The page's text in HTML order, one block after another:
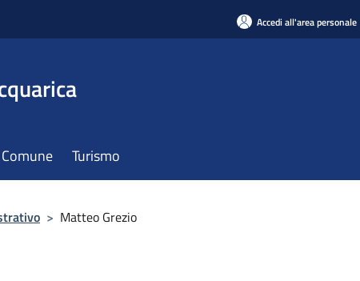
Accedi all'area personale
Turismo
> Matteo Grezio